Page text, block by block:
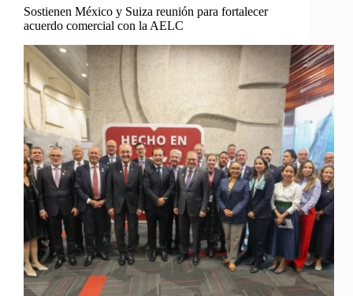
Sostienen México y Suiza reunión para fortalecer
acuerdo comercial con la AELC